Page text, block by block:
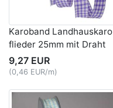
Karoband Landhauskaro
flieder 25mm mit Draht
9,27 EUR
(0,46 EUR/m)